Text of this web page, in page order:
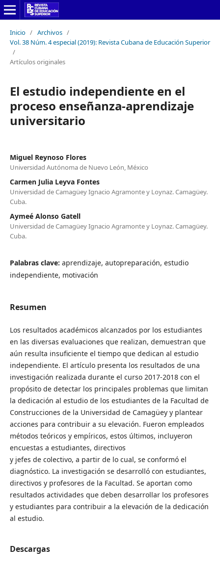
Inicio / Archivos /
Vol. 38 Núm. 4 especial (2019): Revista Cubana de Educación Superior
/
Artículos originales
El estudio independiente en el
proceso enseñanza-aprendizaje
universitario
Miguel Reynoso Flores
Universidad Autónoma de Nuevo León, México
Carmen Julia Leyva Fontes
Universidad de Camagüey Ignacio Agramonte y Loynaz. Camagüey.
Cuba.
Aymeé Alonso Gatell
Universidad de Camagüey Ignacio Agramonte y Loynaz. Camagüey.
Cuba.
Palabras clave: aprendizaje, autopreparación, estudio
independiente, motivación
Resumen
Los resultados académicos alcanzados por los estudiantes
en las diversas evaluaciones que realizan, demuestran que
aún resulta insuficiente el tiempo que dedican al estudio
independiente. El artículo presenta los resultados de una
investigación realizada durante el curso 2017-2018 con el
propósito de detectar los principales problemas que limitan
la dedicación al estudio de los estudiantes de la Facultad de
Construcciones de la Universidad de Camagüey y plantear
acciones para contribuir a su elevación. Fueron empleados
métodos teóricos y empíricos, estos últimos, incluyeron
encuestas a estudiantes, directivos
y jefes de colectivo, a partir de lo cual, se conformó el
diagnóstico. La investigación se desarrolló con estudiantes,
directivos y profesores de la Facultad. Se aportan como
resultados actividades que deben desarrollar los profesores
y estudiantes para contribuir a la elevación de la dedicación
al estudio.
Descargas